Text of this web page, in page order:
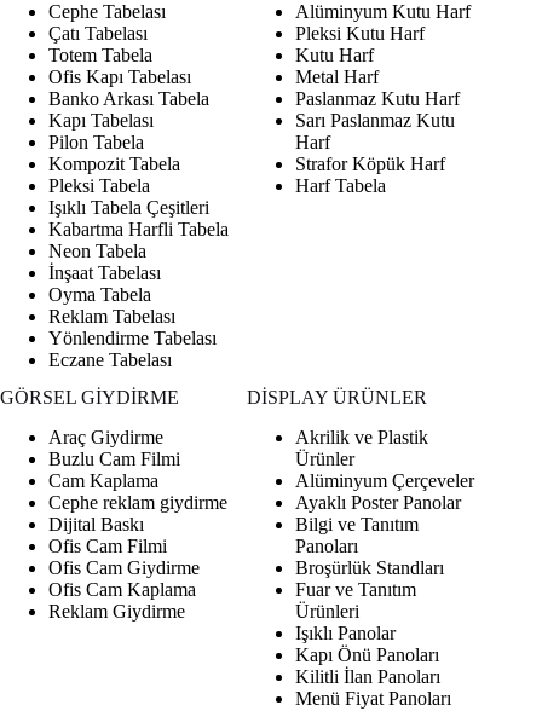
Cephe Tabelası
Çatı Tabelası
Totem Tabela
Ofis Kapı Tabelası
Banko Arkası Tabela
Kapı Tabelası
Pilon Tabela
Kompozit Tabela
Pleksi Tabela
Işıklı Tabela Çeşitleri
Kabartma Harfli Tabela
Neon Tabela
İnşaat Tabelası
Oyma Tabela
Reklam Tabelası
Yönlendirme Tabelası
Eczane Tabelası
Alüminyum Kutu Harf
Pleksi Kutu Harf
Kutu Harf
Metal Harf
Paslanmaz Kutu Harf
Sarı Paslanmaz Kutu
Harf
Strafor Köpük Harf
Harf Tabela
GÖRSEL GİYDİRME
Araç Giydirme
Buzlu Cam Filmi
Cam Kaplama
Cephe reklam giydirme
Dijital Baskı
Ofis Cam Filmi
Ofis Cam Giydirme
Ofis Cam Kaplama
Reklam Giydirme
DİSPLAY ÜRÜNLER
Akrilik ve Plastik
Ürünler
Alüminyum Çerçeveler
Ayaklı Poster Panolar
Bilgi ve Tanıtım
Panoları
Broşürlük Standları
Fuar ve Tanıtım
Ürünleri
Işıklı Panolar
Kapı Önü Panoları
Kilitli İlan Panoları
Menü Fiyat Panoları